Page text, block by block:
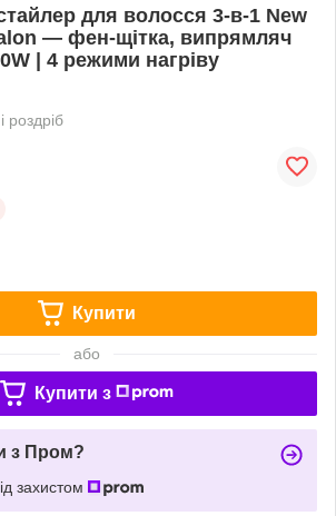
для волосся 3-в-1 New
— фен-щітка, випрямляч
| 4 режими нагріву
роздріб
Купити
або
Купити з
з Пром?
захистом